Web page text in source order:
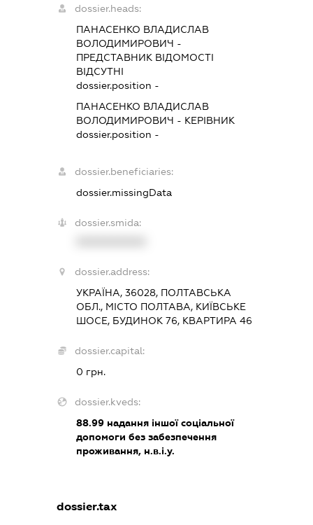
dossier.heads:
ПАНАСЕНКО ВЛАДИСЛАВ
ВОЛОДИМИРОВИЧ -
ПРЕДСТАВНИК ВІДОМОСТІ
ВІДСУТНІ
dossier.position -
ПАНАСЕНКО ВЛАДИСЛАВ
ВОЛОДИМИРОВИЧ - КЕРІВНИК
dossier.position -
dossier.beneficiaries:
dossier.missingData
dossier.smida:
dossier.address:
УКРАЇНА, 36028, ПОЛТАВСЬКА
ОБЛ., МІСТО ПОЛТАВА, КИЇВСЬКЕ
ШОСЕ, БУДИНОК 76, КВАРТИРА 46
dossier.capital:
0 грн.
dossier.kveds:
88.99 надання іншої соціальної
допомоги без забезпечення
проживання, н.в.і.у.
dossier.tax